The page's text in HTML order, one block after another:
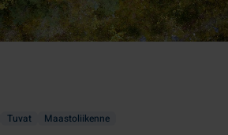
Tuvat Maastoliikenne